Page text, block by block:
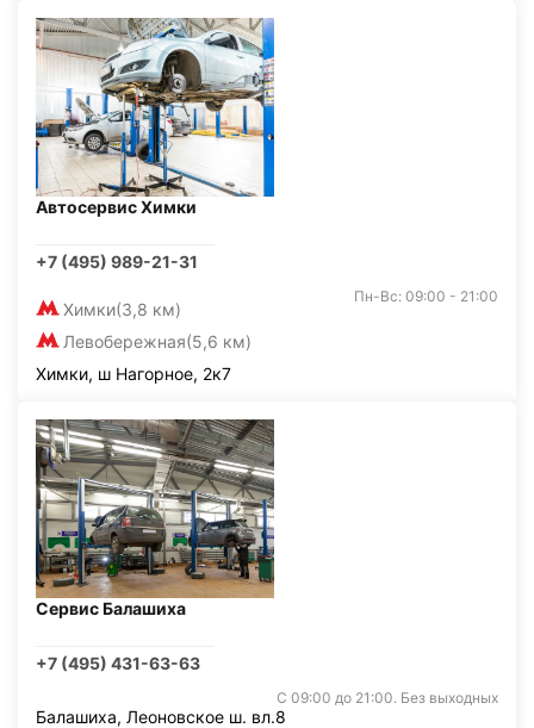
Автосервис Химки
+7 (495) 989-21-31
Химки(3,8 км)
Левобережная(5,6 км)
Пн-Вс: 09:00 - 21:00
Химки, ш Нагорное, 2к7
Сервис Балашиха
+7 (495) 431-63-63
С 09:00 до 21:00. Без выходных
Балашиха, Леоновское ш. вл.8